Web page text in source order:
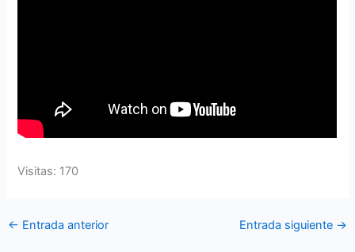
Visitas: 170
← Entrada anterior Entrada siguiente →